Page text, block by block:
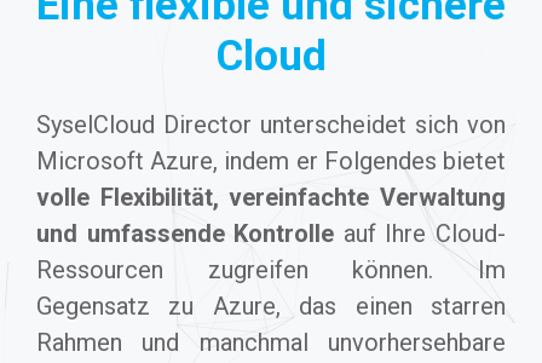
Cloud
SyselCloud Director unterscheidet sich von
Microsoft Azure, indem er Folgendes bietet
volle Flexibilität, vereinfachte Verwaltung
und umfassende Kontrolle auf Ihre Cloud-
Ressourcen zugreifen können. Im
Gegensatz zu Azure, das einen starren
Rahmen und manchmal unvorhersehbare